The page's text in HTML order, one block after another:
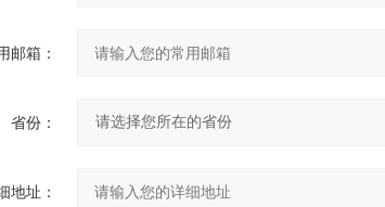
邮箱：
省份：
地址：